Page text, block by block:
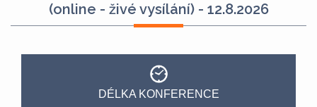
(online - živé vysílání) - 12.8.2026
DÉLKA KONFERENCE